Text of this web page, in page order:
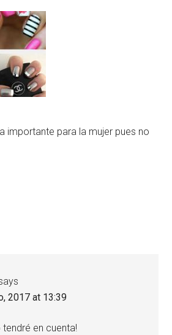
importante para la mujer pues no
2017 at 13:39
en cuenta!